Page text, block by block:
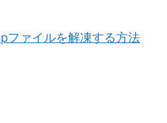
ファイルを解凍する方法